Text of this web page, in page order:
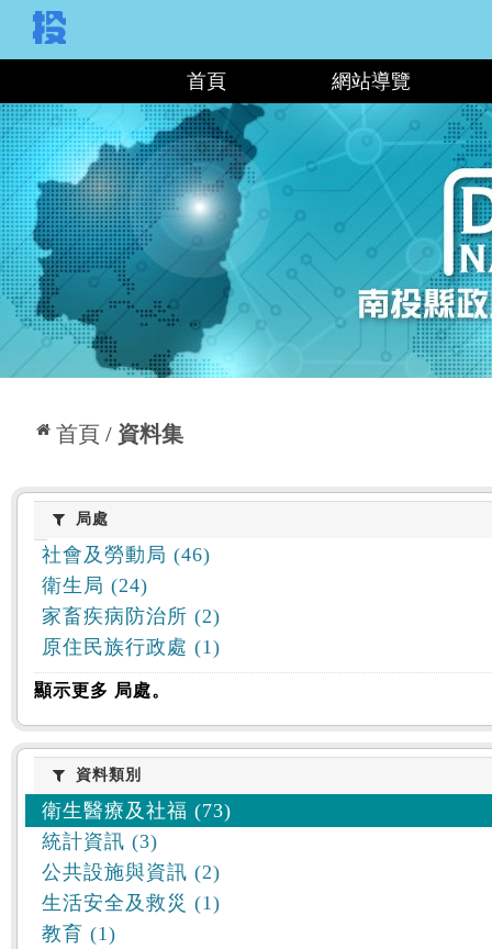
首頁 網站導覽
首頁 資料集
:::
局處局處
社會及勞動局 (46)
衛生局 (24)
家畜疾病防治所 (2)
原住民族行政處 (1)
顯示更多 局處。
資料類別
資料類別
衛生醫療及社福 (73)
統計資訊 (3)
公共設施與資訊 (2)
生活安全及救災 (1)
教育 (1)